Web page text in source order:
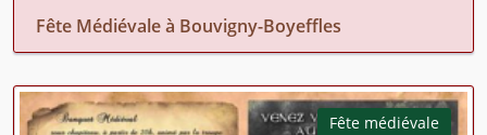
Fête Médiévale à Bouvigny-Boyeffles
Fête médiévale